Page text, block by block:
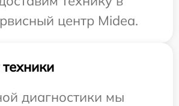
центр Midea.
диагностики мы